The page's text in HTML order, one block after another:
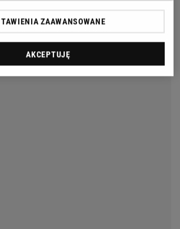
ZAAWANSOWANE
AKCEPTUJĘ